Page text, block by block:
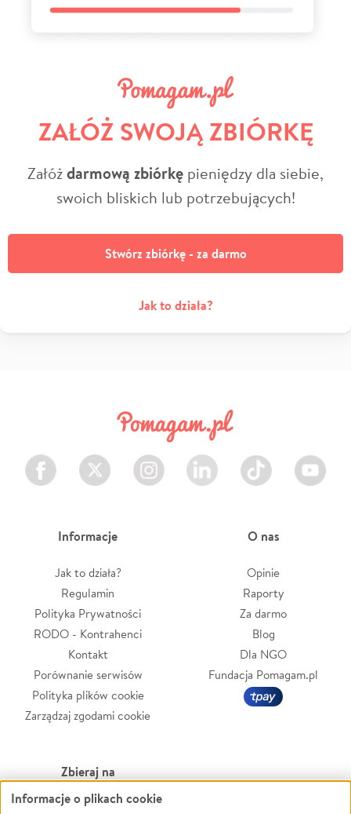
ZAŁÓŻ SWOJĄ ZBIÓRKĘ
Załóżdarmową zbiórkę pieniędzy dla siebie,
swoich bliskich lub potrzebujących!
Stwórz zbiórkę - za darmo
Jak to działa?
Facebook Twitter Instagram LinkedIn TikTok Youtube
Informacje
Jak to działa?
Regulamin
Polityka Prywatności
RODO - Kontrahenci
Kontakt
Porównanie serwisów
Polityka plików cookie
Zarządzaj zgodami cookie
O nas
Opinie
Raporty
Za darmo
Blog
Dla NGO
Fundacja Pomagam.pl
Zbieraj na
Leczenie
Informacje o plikach cookie